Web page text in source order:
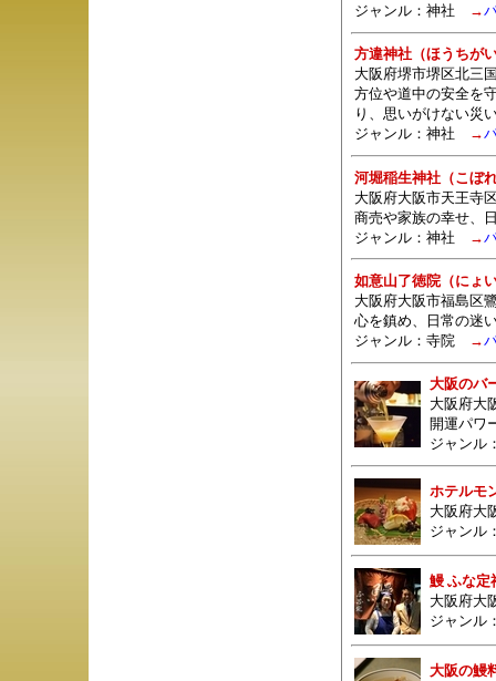
ジャンル： 神社 →
方違神社（ほうちが
大阪府堺市堺区北三
方位や道中の安全を
り、思いがけない災
ジャンル： 神社 →
河堀稲生神社（こぼ
大阪府大阪市天王寺
商売や家族の幸せ、
ジャンル： 神社 →
如意山了徳院（にょ
大阪府大阪市福島区
心を鎮め、日常の迷
ジャンル： 寺院→
大阪のバ
大阪府大
開運パワ
ジャンル
ホテルモ
大阪府大
ジャンル
鰻 ふな定
大阪府大
ジャンル
大阪の鰻